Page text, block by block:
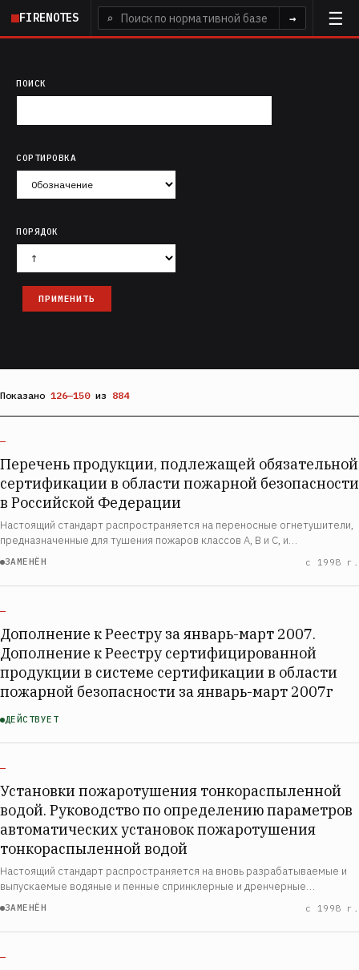
Перейти
FIRENOTES ⌕ →
ПОИСК
СОРТИРОВКА
ПОРЯДОК
Показано 126—150из 884
—
Перечень продукции, подлежащей обязательной
сертификации в области пожарной безопасности
в Российской Федерации
Настоящий стандарт распространяется на переносные огнетушители,
предназначенные для тушения пожаров классов А, В и С, и
устанавливает общие технические требования и методы испытаний.
ЗАМЕНЁН с 1998 г.
—
Дополнение к Реестру за январь-март 2007.
Дополнение к Реестру сертифицированной
продукции в системе сертификации в области
пожарной безопасности за январь-март 2007г
ДЕЙСТВУЕТ
—
Установки пожаротушения тонкораспыленной
водой. Руководство по определению параметров
автоматических установок пожаротушения
тонкораспыленной водой
Настоящий стандарт распространяется на вновь разрабатываемые и
выпускаемые водяные и пенные спринклерные и дренчерные
оросители, предназначенные для получения распыленной воды или
ЗАМЕНЁН с 1998 г.
—